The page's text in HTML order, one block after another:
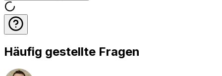
Häufig gestellte Fragen